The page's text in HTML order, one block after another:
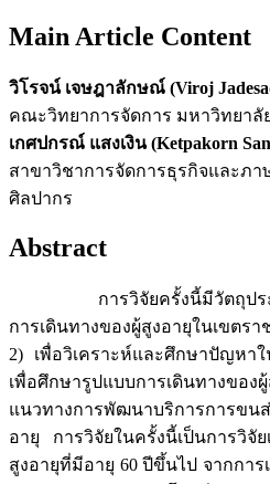
Main Article Content
วิโรจน์ เจษฎาลักษณ์ (Viroj
คณะวิทยาการจัดการ มหาวิทยาลั
เกศปกรณ์ แสงเงิน (Ketpakorn
สาขาวิชาการจัดการธุรกิจและภ
ศิลปากร
Abstract
การวิจัยครั้งนี้มีวัตถุประสง
การเดินทางของผู้สูงอายุในเขตร
2) เพื่อวิเคราะห์และศึกษาปัญหา
เพื่อศึกษารูปแบบการเดินทางข
แนวทางการพัฒนาบริการการขน
อายุ การวิจัยในครั้งนี้เป็นการวิ
สูงอายุที่มีอายุ 60 ปีขึ้นไป จากการ